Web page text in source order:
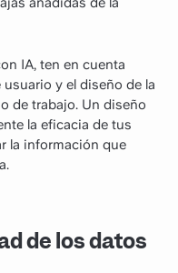
IA, ten en cuenta
y el diseño de la
de trabajo. Un diseño
la eficacia de tus
la información que
de los datos